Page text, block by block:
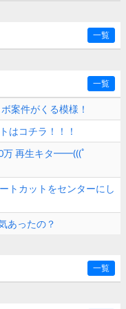
一覧
一覧
案件がくる模様！
はコチラ！！！
万 再生キタ━━(((ﾟ
トカットをセンターにし
あったの？
一覧